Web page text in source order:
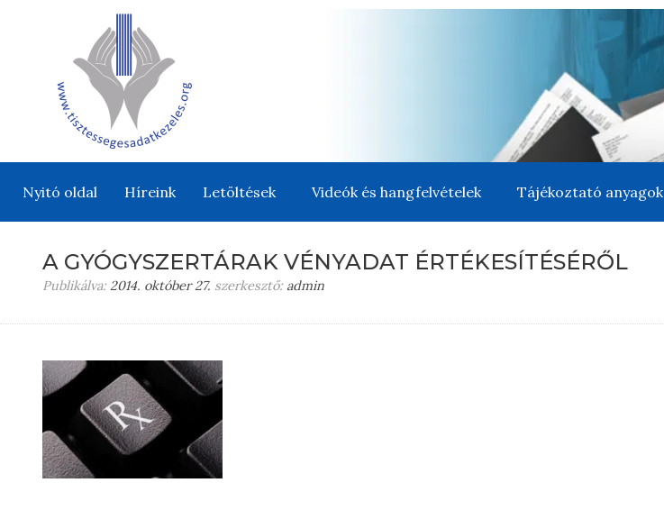
Nyitó oldal Híreink Letöltések Videók és hangfelvételek Tájékoztató anyagok
A GYÓGYSZERTÁRAK VÉNYADAT ÉRTÉKESÍTÉSÉRŐL
Publikálva: 2014. október 27. szerkesztő: admin